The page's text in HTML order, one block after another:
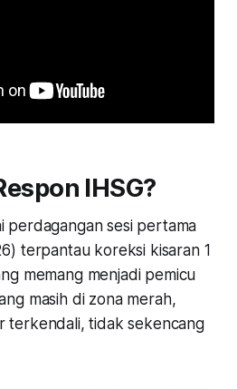
IHSG?
perdagangan sesi pertama
terpantau koreksi kisaran 1
memang menjadi pemicu
masih di zona merah,
terkendali, tidak sekencang